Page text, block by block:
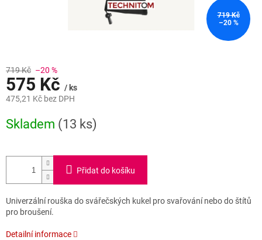
719 Kč
–20 %
719 Kč –20 %
575 Kč / ks
475,21 Kč bez DPH
cena:
Skladem (13 ks)
Přidat do košíku
Univerzální rouška do svářečských kukel pro svařování nebo do štítů
pro broušení.
Detailní informace